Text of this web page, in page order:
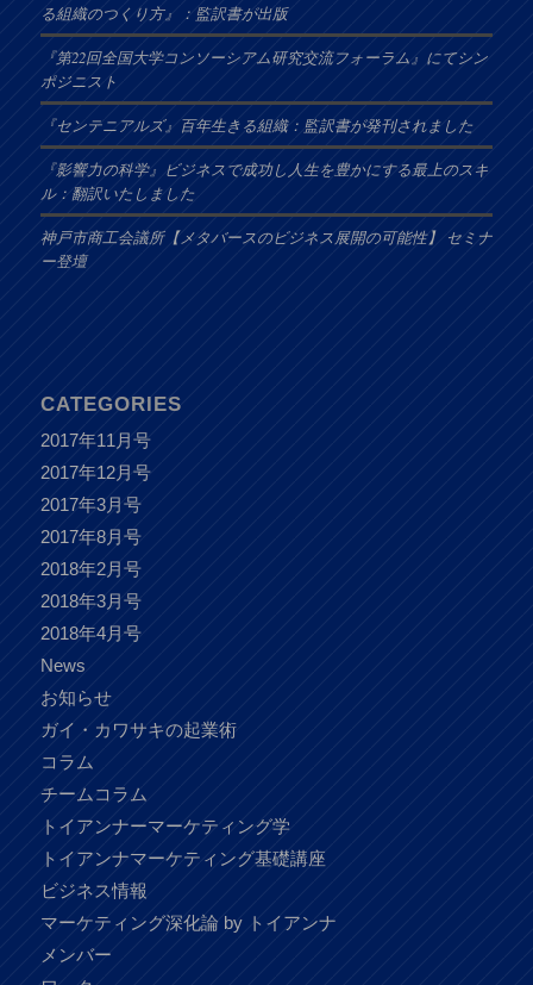
る組織のつくり方』：監訳書が出版
『第22回全国大学コンソーシアム研究交流フォーラム』にてシン
ポジニスト
『センテニアルズ』百年生きる組織：監訳書が発刊されました
『影響力の科学』ビジネスで成功し人生を豊かにする最上のスキ
ル：翻訳いたしました
神戸市商工会議所【メタバースのビジネス展開の可能性】 セミナ
ー登壇
CATEGORIES
2017年11月号
2017年12月号
2017年3月号
2017年8月号
2018年2月号
2018年3月号
2018年4月号
News
お知らせ
ガイ・カワサキの起業術
コラム
チームコラム
トイアンナーマーケティング学
トイアンナマーケティング基礎講座
ビジネス情報
マーケティング深化論 by トイアンナ
メンバー